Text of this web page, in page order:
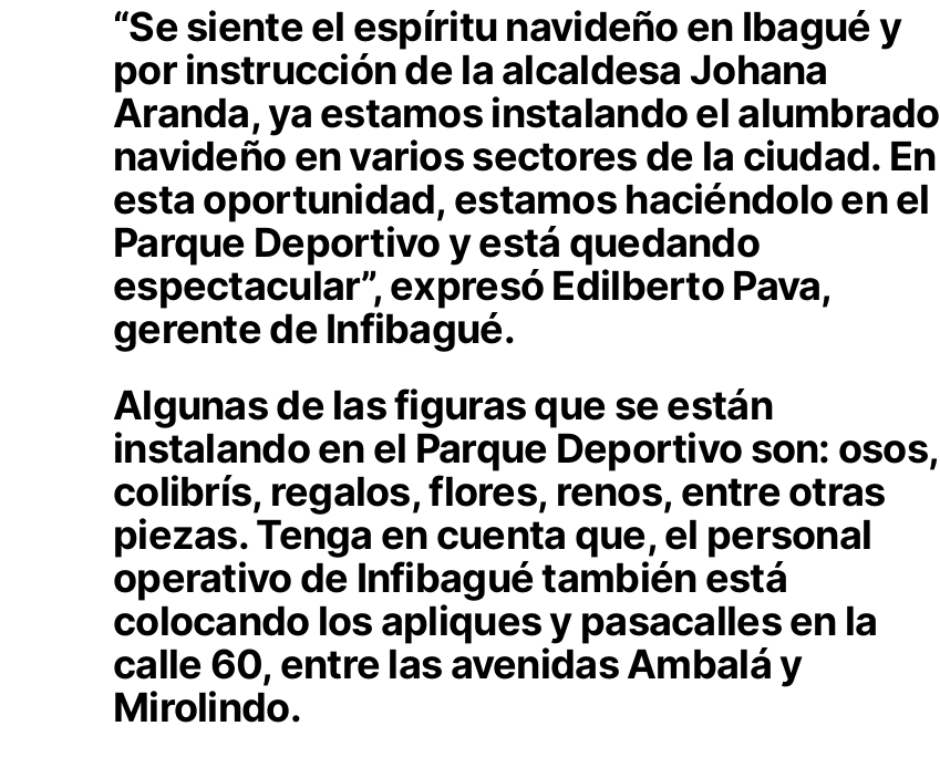
“Se siente el espíritu navideño en Ibagué y
por instrucción de la alcaldesa Johana
Aranda, ya estamos instalando el alumbrado
navideño en varios sectores de la ciudad. En
esta oportunidad, estamos haciéndolo en el
Parque Deportivo y está quedando
espectacular”, expresó Edilberto Pava,
gerente de Infibagué.
Algunas de las figuras que se están
instalando en el Parque Deportivo son: osos,
colibrís, regalos, flores, renos, entre otras
piezas. Tenga en cuenta que, el personal
operativo de Infibagué también está
colocando los apliques y pasacalles en la
calle 60, entre las avenidas Ambalá y
Mirolindo.